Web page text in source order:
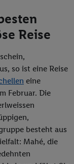
Reise
so ist eine Reise
eine
Februar. Die
besteht aus
Mahé, die